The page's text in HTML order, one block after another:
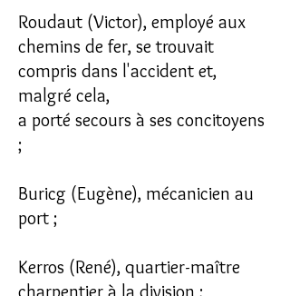
Roudaut (Victor), employé aux
chemins de fer, se trouvait
compris dans l'accident et,
malgré cela,
a porté secours à ses concitoyens
;
Buricg (Eugène), mécanicien au
port ;
Kerros (René), quartier-maître
charpentier à la division ;